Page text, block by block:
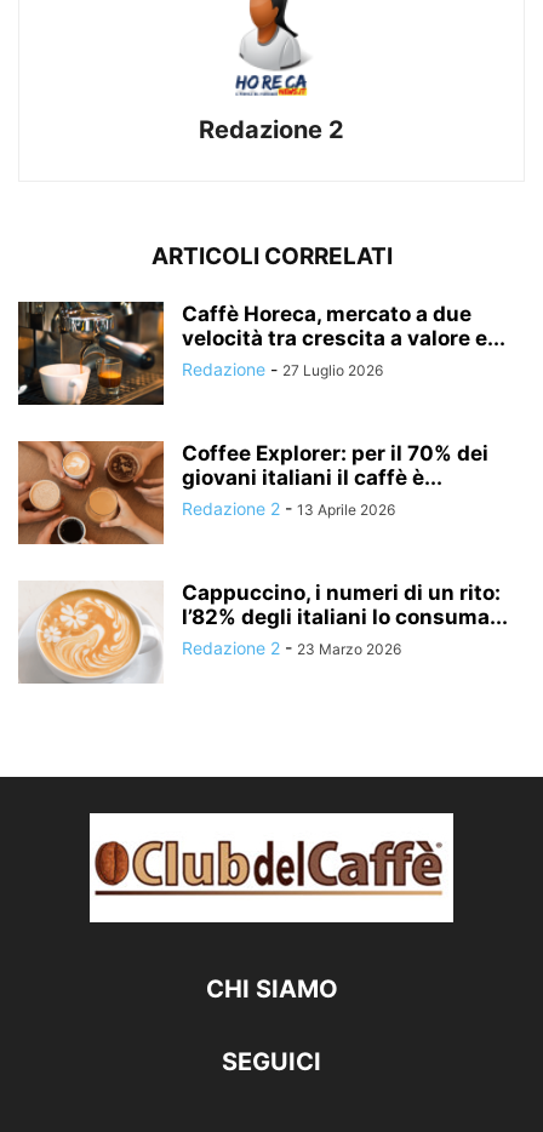
Redazione 2
ARTICOLI CORRELATI
Caffè Horeca, mercato a due
velocità tra crescita a valore e...
Redazione - 27 Luglio 2026
Coffee Explorer: per il 70% dei
giovani italiani il caffè è...
Redazione 2 - 13 Aprile 2026
Cappuccino, i numeri di un rito:
l’82% degli italiani lo consuma...
Redazione 2 - 23 Marzo 2026
CHI SIAMO
SEGUICI